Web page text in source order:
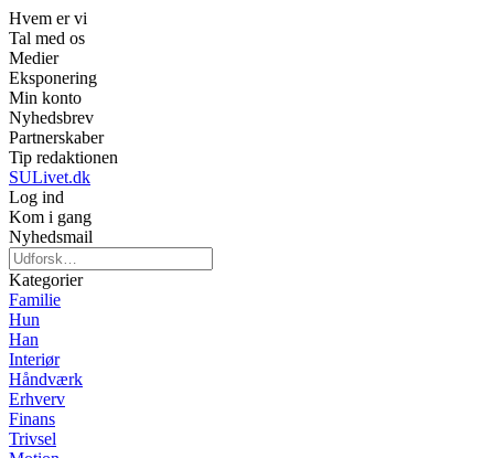
Hvem er vi
Tal med os
Medier
Eksponering
Min konto
Nyhedsbrev
Partnerskaber
Tip redaktionen
SULivet.dk
Log ind
Kom i gang
Nyhedsmail
Kategorier
Familie
Hun
Han
Interiør
Håndværk
Erhverv
Finans
Trivsel